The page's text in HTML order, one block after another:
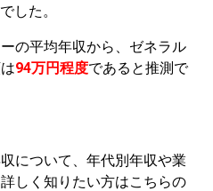
でした。
の平均年収から、ゼネラル
94万円程度であると推測で
について、年代別年収や業
しく知りたい方はこちらの